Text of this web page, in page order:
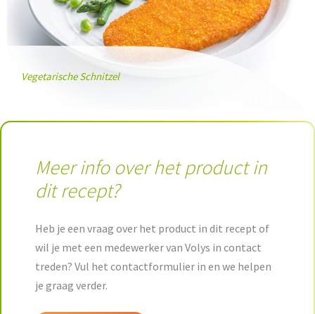
Vegetarische Schnitzel
Meer info over het product in
dit recept?
Heb je een vraag over het product in dit recept of
wil je met een medewerker van Volys in contact
treden? Vul het contactformulier in en we helpen
je graag verder.